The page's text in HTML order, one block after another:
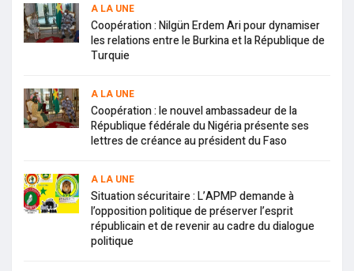
A LA UNE
Coopération : Nilgün Erdem Ari pour dynamiser
les relations entre le Burkina et la République de
Turquie
A LA UNE
Coopération : le nouvel ambassadeur de la
République fédérale du Nigéria présente ses
lettres de créance au président du Faso
A LA UNE
Situation sécuritaire : L’APMP demande à
l’opposition politique de préserver l’esprit
républicain et de revenir au cadre du dialogue
politique